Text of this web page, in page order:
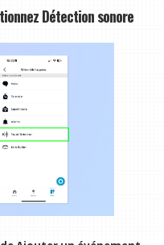
Détection sonore